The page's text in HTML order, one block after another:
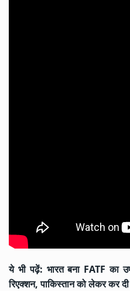
ये भी पढ़ें: भारत बना FATF का
रिएक्शन, पाकिस्तान को लेकर कर दी